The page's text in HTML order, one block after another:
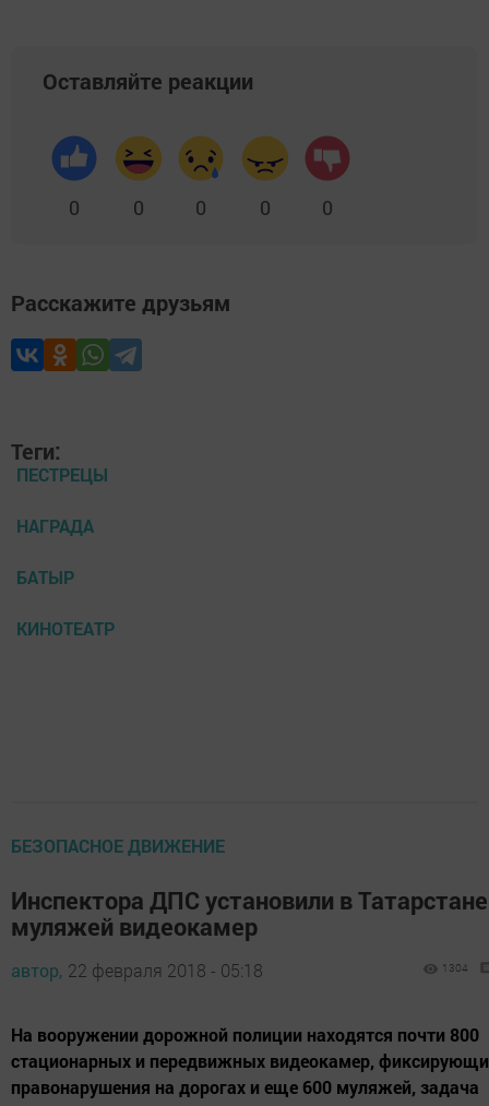
Оставляйте реакции
0 0 0 0 0
Расскажите друзьям
Теги:
ПЕСТРЕЦЫ
НАГРАДА
БАТЫР
КИНОТЕАТР
БЕЗОПАСНОЕ ДВИЖЕНИЕ
Инспектора ДПС установили в
муляжей видеокамер
автор, 22 февраля 2018 - 05:18 1304
На вооружении дорожной полиции находятся почти 800
стационарных и передвижных видеокамер,
правонарушения на дорогах и еще 600 муляжей, задача